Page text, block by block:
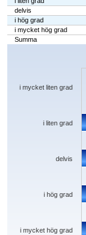
delvis
i hög grad
i mycket hög grad
Summa
Chart
The chart has 1 X axis
i mycket hög grad
i hög grad
delvis
i liten grad
i mycket liten grad